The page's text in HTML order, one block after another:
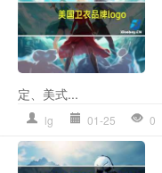
定、美式...
lg 01-25 0